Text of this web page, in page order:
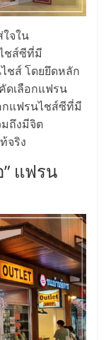
จใน
ชส์ซีที่มี
ชส์ โดยยึดหลัก
ดเลือกแฟรน
กแฟรนไชส์ซีที่มี
ถึงมีจิต
จริง
แฟรน